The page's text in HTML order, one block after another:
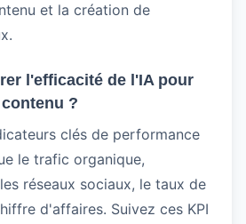
et la création de
l'efficacité de l'IA pour
?
clés de performance
le trafic organique,
réseaux sociaux, le taux de
d'affaires. Suivez ces KPI